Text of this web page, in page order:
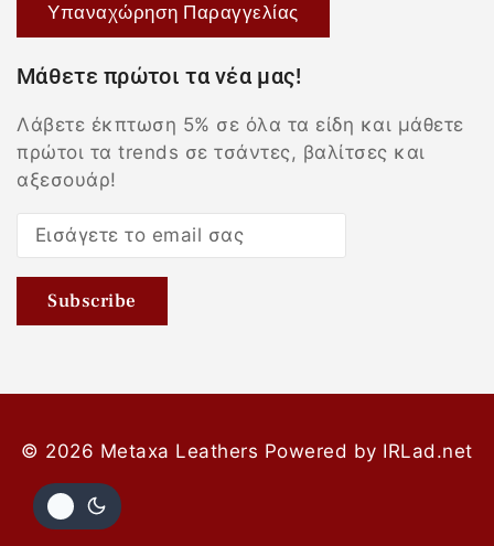
Υπαναχώρηση Παραγγελίας
Μάθετε πρώτοι τα νέα μας!
Λάβετε έκπτωση 5% σε όλα τα είδη και μάθετε
πρώτοι τα trends σε τσάντες, βαλίτσες και
αξεσουάρ!
© 2026 Metaxa Leathers Powered by IRLad.net